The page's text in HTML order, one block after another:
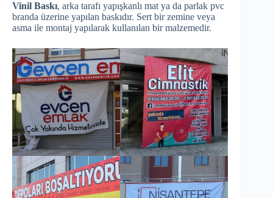
Vinil Baskı, arka tarafı yapışkanlı mat ya da parlak pvc
branda üzerine yapılan baskıdır. Sert bir zemine veya
asma ile montaj yapılarak kullanılan bir malzemedir.